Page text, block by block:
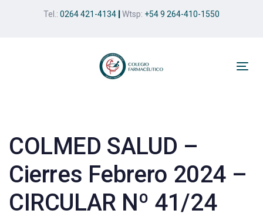
Tel.: 0264 421-4134 Wtsp: +54 9 264-410-1550
COLMED SALUD –
Cierres Febrero 2024 –
CIRCULAR Nº 41/24
navigation